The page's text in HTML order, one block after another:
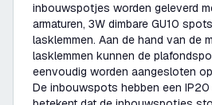
inbouwspotjes worden geleverd
armaturen, 3W dimbare GU10
lasklemmen. Aan de hand van de
lasklemmen kunnen de
eenvoudig worden aangesloten
De inbouwspots hebben een